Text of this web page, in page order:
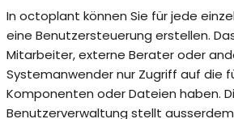
In octoplant können Sie für jede
eine Benutzersteuerung erstellen.
Mitarbeiter, externe Berater oder
Systemanwender nur Zugriff auf die
Komponenten oder Dateien haben.
Benutzerverwaltung stellt